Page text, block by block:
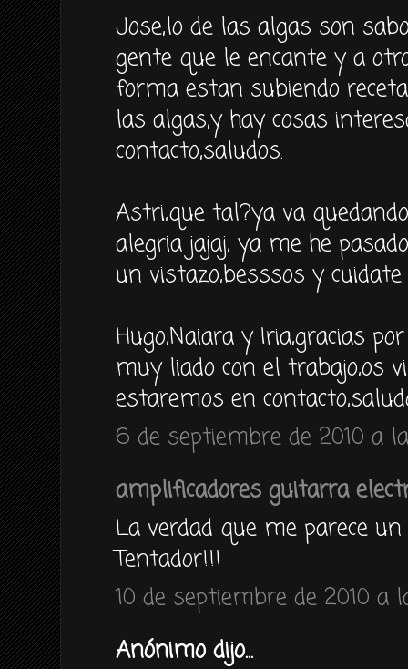
Jose,lo de las algas son
gente que le encante y a
forma estan subiendo
las algas,y hay cosas
contacto,saludos.
Astri,que tal?ya va
alegria jajaj, ya me he
un vistazo,besssos y cuidate.
Hugo,Naiara y Iria,gracias
muy liado con el trabajo,os
estaremos en
6 de septiembre de 2010 a
amplificadores guitarra
La verdad que me parece
Tentador!!!
10 de septiembre de 2010 a
Anónimo dijo...